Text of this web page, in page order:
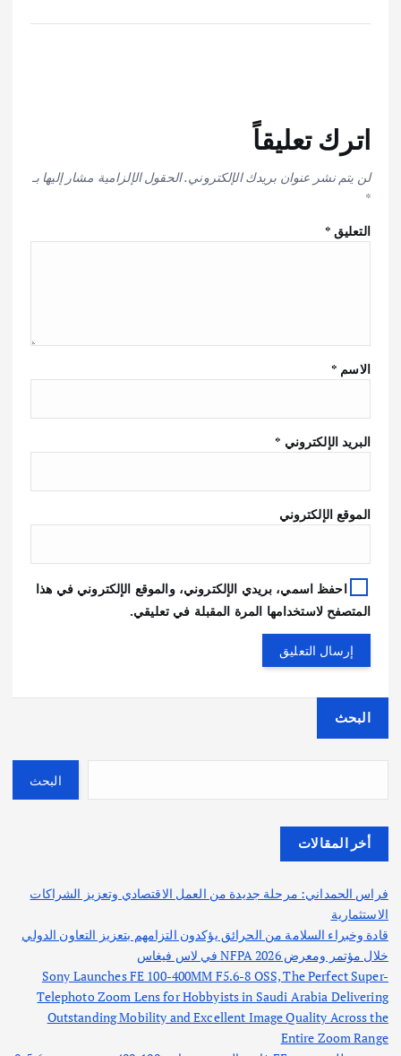
اترك تعليقاً
لن يتم نشر عنوان بريدك الإلكتروني.الحقول الإلزامية مشار إليها بـ
*
التعليق*
الاسم *
البريد الإلكتروني *
الموقع الإلكتروني
احفظ اسمي، بريدي الإلكتروني، والموقع الإلكتروني في هذا
المتصفح لاستخدامها المرة المقبلة في تعليقي.
البحث
البحث
أخر المقالات
فراس الحمداني: مرحلة جديدة من العمل الاقتصادي وتعزيز الشراكات
الاستثمارية
قادة وخبراء السلامة من الحرائق يؤكدون التزامهم بتعزيز التعاون الدولي
خلال مؤتمر ومعرض NFPA 2026 في لاس فيغاس
Sony Launches FE 100-400MM F5.6-8 OSS, The Perfect Super-
Telephoto Zoom Lens for Hobbyists in Saudi Arabia Delivering
Outstanding Mobility and Excellent Image Quality Across the
Entire Zoom Range